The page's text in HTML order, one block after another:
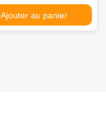
Ajouter au panier